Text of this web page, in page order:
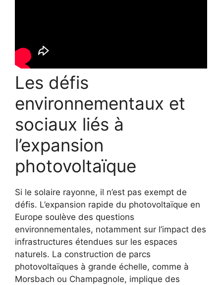
Les défis
environnementaux et
sociaux liés à
l’expansion
photovoltaïque
Si le solaire rayonne, il n’est pas exempt de
défis. L’expansion rapide du photovoltaïque en
Europe soulève des questions
environnementales, notamment sur l’impact des
infrastructures étendues sur les espaces
naturels. La construction de parcs
photovoltaïques à grande échelle, comme à
Morsbach ou Champagnole, implique des